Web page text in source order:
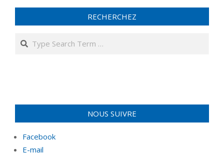
RECHERCHEZ
Search
NOUS SUIVRE
Facebook
E-mail